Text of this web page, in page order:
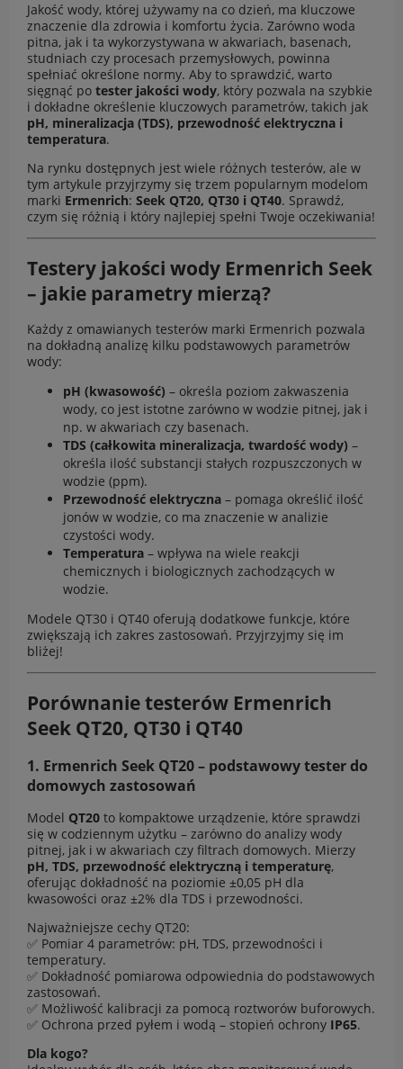
Jakość wody, której używamy na co dzień, ma kluczowe
znaczenie dla zdrowia i komfortu życia. Zarówno woda
pitna, jak i ta wykorzystywana w akwariach, basenach,
studniach czy procesach przemysłowych, powinna
spełniać określone normy. Aby to sprawdzić, warto
sięgnąć po tester jakości wody, który pozwala na szybkie
i dokładne określenie kluczowych parametrów, takich jak
pH, mineralizacja (TDS), przewodność elektryczna i
temperatura.
Na rynku dostępnych jest wiele różnych testerów, ale w
tym artykule przyjrzymy się trzem popularnym modelom
marki Ermenrich: Seek QT20, QT30 i QT40. Sprawdź,
czym się różnią i który najlepiej spełni Twoje oczekiwania!
Testery jakości wody Ermenrich Seek
– jakie parametry mierzą?
Każdy z omawianych testerów marki Ermenrich pozwala
na dokładną analizę kilku podstawowych parametrów
wody:
pH (kwasowość) – określa poziom zakwaszenia
wody, co jest istotne zarówno w wodzie pitnej, jak i
np. w akwariach czy basenach.
TDS (całkowita mineralizacja, twardość wody) –
określa ilość substancji stałych rozpuszczonych w
wodzie (ppm).
Przewodność elektryczna – pomaga określić ilość
jonów w wodzie, co ma znaczenie w analizie
czystości wody.
Temperatura – wpływa na wiele reakcji
chemicznych i biologicznych zachodzących w
wodzie.
Modele QT30 i QT40 oferują dodatkowe funkcje, które
zwiększają ich zakres zastosowań. Przyjrzyjmy się im
bliżej!
Porównanie testerów Ermenrich
Seek QT20, QT30 i QT40
1. Ermenrich Seek QT20– podstawowy tester do
domowych zastosowań
Model QT20 to kompaktowe urządzenie, które sprawdzi
się w codziennym użytku – zarówno do analizy wody
pitnej, jak i w akwariach czy filtrach domowych. Mierzy
pH, TDS, przewodność elektryczną i temperaturę,
oferując dokładność na poziomie ±0,05 pH dla
kwasowości oraz ±2% dla TDS i przewodności.
Najważniejsze cechy QT20:
✅ Pomiar 4 parametrów: pH, TDS, przewodności i
temperatury.
✅ Dokładność pomiarowa odpowiednia do podstawowych
zastosowań.
✅ Możliwość kalibracji za pomocą roztworów buforowych.
✅ Ochrona przed pyłem i wodą – stopień ochrony IP65.
Dla kogo?